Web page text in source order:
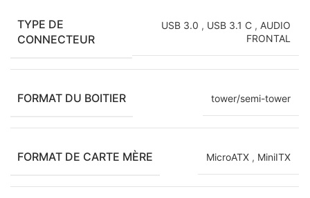
TYPE DE
CONNECTEUR
USB 3.0 , USB 3.1 C , AUDIO
FRONTAL
FORMAT DU BOITIER tower/semi-tower
FORMAT DE CARTE MÈRE MicroATX , MiniITX